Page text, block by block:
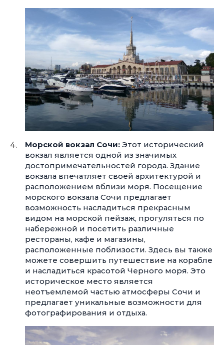
Морской вокзал Сочи: Этот исторический
вокзал является одной из значимых
достопримечательностей города. Здание
вокзала впечатляет своей архитектурой и
расположением вблизи моря. Посещение
морского вокзала Сочи предлагает
возможность насладиться прекрасным
видом на морской пейзаж, прогуляться по
набережной и посетить различные
рестораны, кафе и магазины,
расположенные поблизости. Здесь вы также
можете совершить путешествие на корабле
и насладиться красотой Черного моря. Это
историческое место является
неотъемлемой частью атмосферы Сочи и
предлагает уникальные возможности для
фотографирования и отдыха.